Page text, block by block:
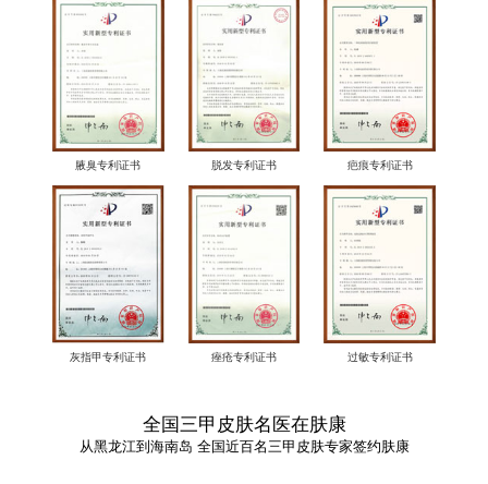
腋臭专利证书 脱发专利证书 疤痕专利证书
灰指甲专利证书 痤疮专利证书 过敏专利证书
全国三甲皮肤名医在肤康
从黑龙江到海南岛 全国近百名三甲皮肤专家签约肤康